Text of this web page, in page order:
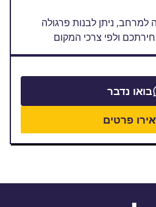
ניתן לבנות פרגולה
ולפי צרכי המקום
בואו נדבר
פרטים